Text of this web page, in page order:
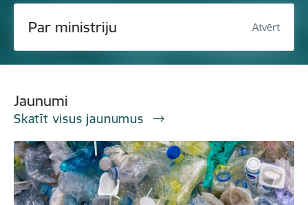
Par ministriju Atvērt
Jaunumi
Skatīt visus jaunumus